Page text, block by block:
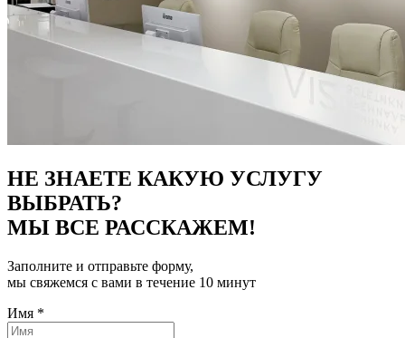
НЕ ЗНАЕТЕ КАКУЮ УСЛУГУ
ВЫБРАТЬ?
МЫ ВСЕ РАССКАЖЕМ!
Заполните и отправьте форму,
мы свяжемся с вами в течение 10 минут
Имя *